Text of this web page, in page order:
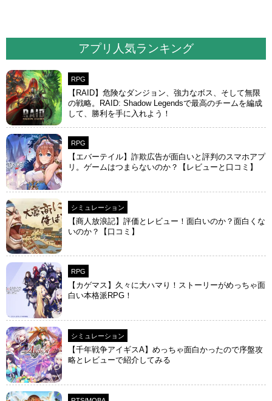
アプリ人気ランキング
RPG
【RAID】危険なダンジョン、強力なボス、そして無限
の戦略。RAID: Shadow Legendsで最高のチームを編成
して、勝利を手に入れよう！
RPG
【エバーテイル】詐欺広告が面白いと評判のスマホアプ
リ。ゲームはつまらないのか？【レビューと口コミ】
シミュレーション
【商人放浪‪記】評価とレビュー！面白いのか？面白くな
いのか？【口コミ】
RPG
【カゲマス】久々に大ハマり！ストーリーがめっちゃ面
白い本格派RPG！
シミュレーション
【千年戦争アイギスA】めっちゃ面白かったので序盤攻
略とレビューで紹介してみる